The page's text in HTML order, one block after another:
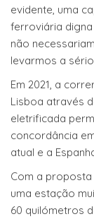
evidente, uma
ferroviária
não
levarmos a
Em 2021, a
Lisboa através
eletrificada
concordância
atual e a
Com a
uma estação
60 quilómetros